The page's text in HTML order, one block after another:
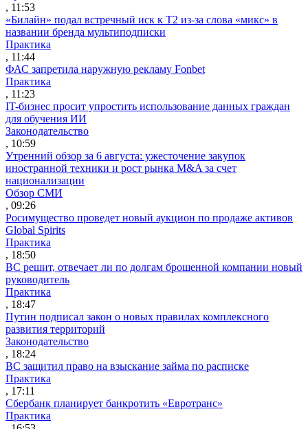
, 11:53
«Билайн» подал встречный иск к Т2 из-за слова «микс» в
названии бренда мультиподписки
Практика
, 11:44
ФАС запретила наружную рекламу Fonbet
Практика
, 11:23
IT-бизнес просит упростить использование данных граждан
для обучения ИИ
Законодательство
, 10:59
Утренний обзор за 6 августа: ужесточение закупок
иностранной техники и рост рынка M&A за счет
национализации
Обзор СМИ
, 09:26
Росимущество проведет новый аукцион по продаже активов
Global Spirits
Практика
, 18:50
ВС решит, отвечает ли по долгам брошенной компании новый
руководитель
Практика
, 18:47
Путин подписал закон о новых правилах комплексного
развития территорий
Законодательство
, 18:24
ВС защитил право на взыскание займа по расписке
Практика
, 17:11
Сбербанк планирует банкротить «Евротранс»
Практика